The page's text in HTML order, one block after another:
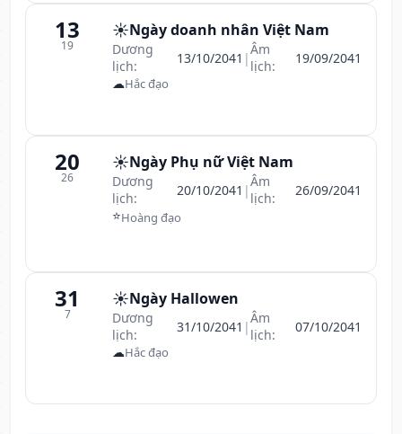
13
19
☀️Ngày doanh nhân Việt Nam
Dương
lịch:
13/10/2041 |Âm
lịch:
19/09/2041
☁Hắc đạo
20
26
☀️Ngày Phụ nữ Việt Nam
Dương
lịch:
20/10/2041 |Âm
lịch:
26/09/2041
⭐Hoàng đạo
31
7
☀️Ngày Hallowen
Dương
lịch:
31/10/2041 |Âm
lịch:
07/10/2041
☁Hắc đạo